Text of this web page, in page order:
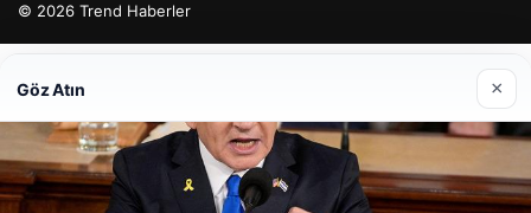
© 2026 Trend Haberler
Göz Atın ×